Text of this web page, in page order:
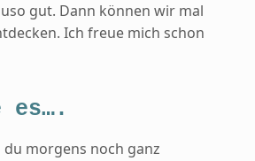
gut. Dann können wir mal
Ich freue mich schon
es….
du morgens noch ganz